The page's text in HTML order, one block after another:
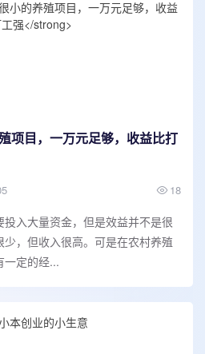
项目，一万元足够，收益比打
18
入大量资金，但是效益并不是很
，但收入很高。可是在农村养殖
一定的经...